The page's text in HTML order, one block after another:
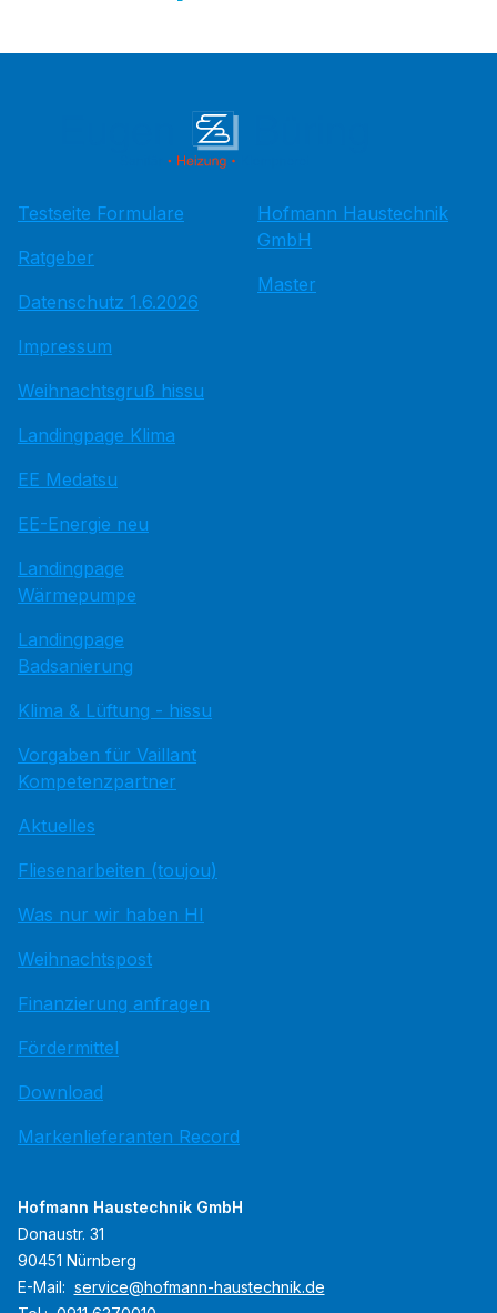
Testseite Formulare
Ratgeber
Datenschutz 1.6.2026
Impressum
Weihnachtsgruß hissu
Landingpage Klima
EE Medatsu
EE-Energie neu
Landingpage
Wärmepumpe
Landingpage
Badsanierung
Klima & Lüftung - hissu
Vorgaben für Vaillant
Kompetenzpartner
Aktuelles
Fliesenarbeiten (toujou)
Was nur wir haben HI
Weihnachtspost
Finanzierung anfragen
Fördermittel
Download
Markenlieferanten Record
Hofmann Haustechnik
GmbH
Master
Hofmann Haustechnik GmbH
Donaustr. 31
90451 Nürnberg
E-Mail: service@hofmann-haustechnik.de